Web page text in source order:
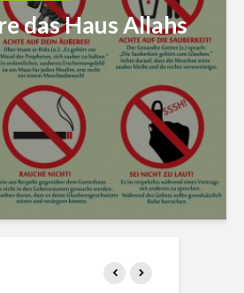
das Haus Allahs